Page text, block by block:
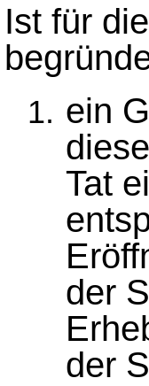
Ist für
ein
Tat
der
der